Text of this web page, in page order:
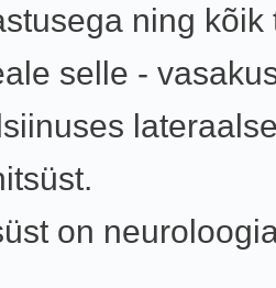
ning kõik
selle -
on